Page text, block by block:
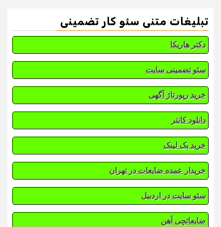
تبلیغات متنی سئو کار تضمینی
دکتر هاریکا
سئو تضمینی سایت
خرید رپورتاژ آگهی
دانلود کانتر
خرید بک لینک
خریدار عمده ضایعات در تهران
سئو سایت در اردبیل
ضایعاتچی آهن